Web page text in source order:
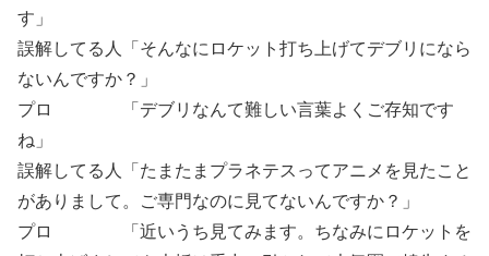
す」
誤解してる人「そんなにロケット打ち上げてデブリになら
ないんですか？」
プロ 「デブリなんて難しい言葉よくご存知です
ね」
誤解してる人「たまたまプラネテスってアニメを見たこと
がありまして。ご専門なのに見てないんですか？」
プロ 「近いうち見てみます。ちなみにロケットを